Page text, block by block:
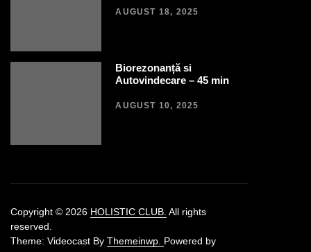
AUGUST 18, 2025
Biorezonanță si
Autovindecare – 45 min
AUGUST 10, 2025
Copyright © 2026 HOLISTIC CLUB. All rights
reserved.
Theme: Videocast By Themeinwp. Powered by